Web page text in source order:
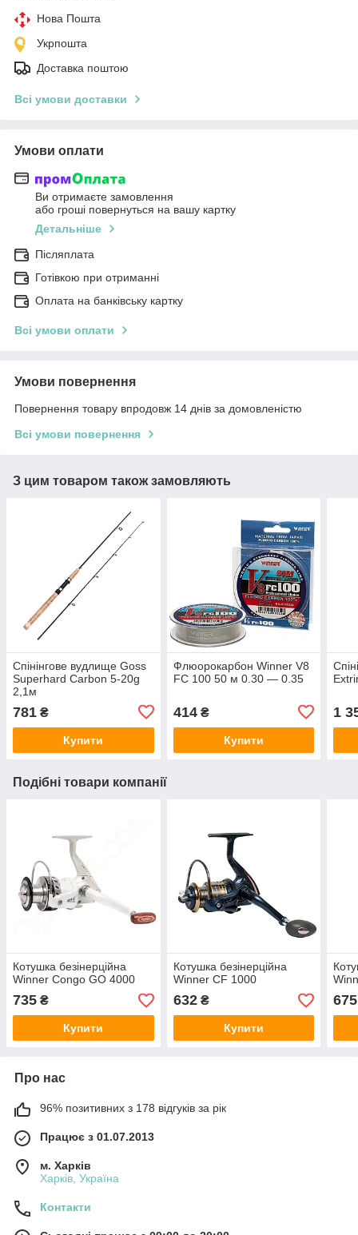
Нова Пошта
Укрпошта
Доставка поштою
Всі умови доставки
Умови оплати
Ви отримаєте замовлення
або гроші повернуться на вашу картку
Детальніше
Післяплата
Готівкою при отриманні
Оплата на банківську картку
Всі умови оплати
Умови повернення
Повернення товару впродовж 14 днів за домовленістю
Всі умови повернення
З цим товаром також замовляють
Спінінгове вудлище Goss
Superhard Carbon 5-20g
2,1м
781 ₴
Купити
Флюорокарбон Winner V8
FC 100 50 м 0.30 — 0.35
414₴
Купити
1
Подібні товари компанії
Котушка безінерційна
Winner Congo GO 4000
735 ₴
Купити
Котушка безінерційна
Winner CF 1000
632₴
Купити
675
Про нас
96% позитивних з 178 відгуків за рік
Працює з 01.07.2013
м. Харків
Харків, Україна
Контакти